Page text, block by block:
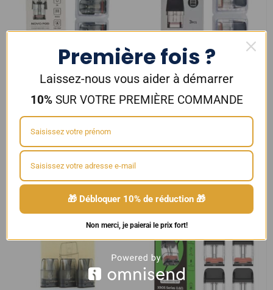
Cartouches Novo Pod 3 ml
Meshed par 3 Smok
11,90
Cartouches Novo M 2 ml par 3
Smok
Première fois ?
Laissez-nous vous aider à démarrer
10%SUR VOTRE PREMIÈRE COMMANDE
🎁 Débloquer 10% de réduction 🎁
Non merci, je paierai le prix fort!